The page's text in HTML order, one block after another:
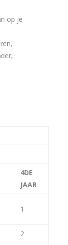
op je
4DE
JAAR
1
2